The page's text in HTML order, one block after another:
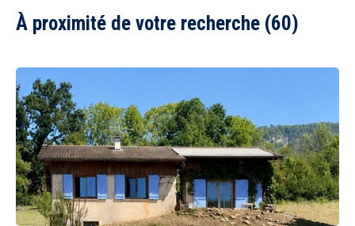
À proximité de votre recherche (60)